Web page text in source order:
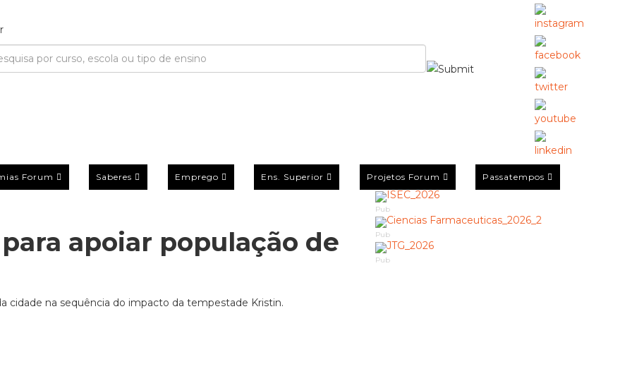
Forum Saberes Emprego Ens. Superior Projetos Forum Passatempos
apoiar população de
cidade na sequência do impacto da tempestade Kristin.
Pub
Pub
Pub